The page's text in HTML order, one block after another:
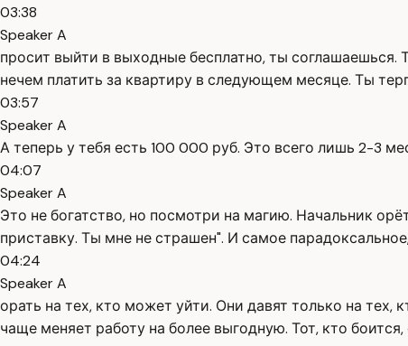
03:38
Speaker A
просит выйти в выходные бесплатно, ты
нечем платить за квартиру в следующем месяце. Ты
03:57
Speaker A
А теперь у тебя есть 100 000 руб. Это всего лишь 2-3
04:07
Speaker A
Это не богатство, но посмотри на магию. Начальник
приставку. Ты мне не страшен". И самое
04:24
Speaker A
орать на тех, кто может уйти. Они давят только на
чаще меняет работу на более выгодную. Тот, кто